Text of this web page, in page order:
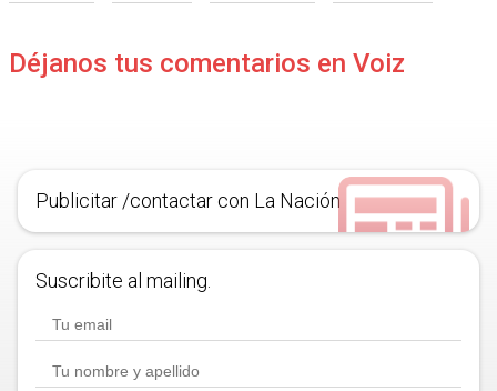
Déjanos tus comentarios en Voiz
Publicitar /contactar con La Nación
Suscribite al mailing.